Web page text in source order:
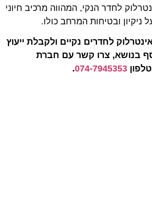
לחדר הנקי, המהווה מרכיב חיוני
ניקיון ובטיחות המרחב כולו.
לחדרים נקיים ולקבלת ייעוץ
בנושא, צרו קשר עם חברת
074-7945353
‏.